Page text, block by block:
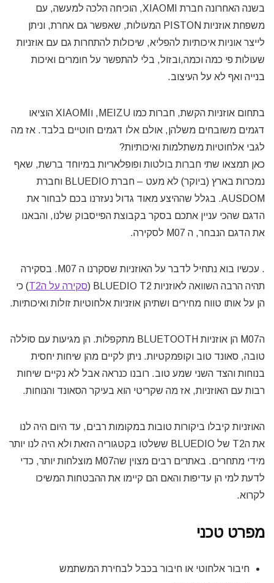
בשנה האחרונה חברת XIAOMI, הוכיחה הלכה למעשה, עם
משפחת אוזניות PISTON המעולות, שאפשר גם אחרת, וניתן
לייצר אוניות איכותיות להפליא, שיכולות להתחרות גם עם אוזניות
שעולות פי כמה וכמה,ובזול, בלי להתפשר על חומרים ואיכות
בנייה ואף לא על העיצוב.
בתחום אוזניות הקשת, חברות כמו MEIZU, וXIAOMI הוציאו
דגמים משובחים משלהן, אולם אלו דגמים חוטיים בלבד. אז מה
לגבי אלחוטיות משתלמות ואיכותיות?
כאן תמצאו שתי חברות בולטות ופופלאריות במיוחד ברשת, שאף
נמכרות בארץ (ביוקר) לא מעט – חברת BLUEDIO וחברת
AUSDOM. בגלל שההיצע מאוד גדול נעזרנו בכם לבחור את
הדגם שהכי עניין אתכם בסקר בקבוצת הפייסבוק שלנו, והבאנו
את הדגם הנבחר, ה M07 לסקירה.
. עכשיו בוא נתחיל לדבר על האוזניות שסקרנו ה M07. בסקירה
תהיה הרבה השוואה לאוזניות BLUEDIO T2 (
סקירה על הT2
) כי
הן על אותו טווח מחירים ושתיהן אוזניות אלחוטיות זולות ואיכותיות.
הM07 הן אוזניות BLUETOOTH מתקפלות. הן מגיעות עם סוללה
טובה, סאונד טוב וקופמקטיות. ניתן לקיים מהן שיחות יחסית
בנוחות והצד השני שמע טוב. רובנו כנראה אבל לא נקיים שיחות
רבות עם האוזניות, אז מה שקריטי הוא בעיקר הסאונד והנוחות.
האוזניות קיבלו ביקורות טובות במקומות רבים, עד היום היה לנו
את הT2 של BLUEDIO ששלטו בקטגוריה הזאת ולא היה לנו יותר
מידי מתחרים. באתרים רבים מצוין שהM07 מוצלחות יותר, כדי
לדעת למי הן עדיפות והאם הם קיימו את ההבטחות המשיכו
לקרוא.
מפרט טכני
חיבור אלחוטי או חיבור בכבל לבחירת המשתמש